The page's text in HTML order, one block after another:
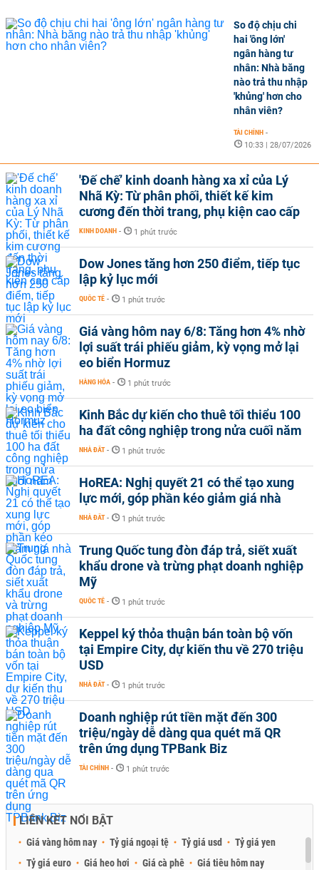
So độ chịu chi
hai 'ông lớn'
ngân hàng tư
nhân: Nhà băng
nào trả thu nhập
'khủng' hơn cho
nhân viên?
TÀI CHÍNH -
10:33 | 28/07/2026
'Đế chế’ kinh doanh hàng xa xỉ của Lý
Nhã Kỳ: Từ phân phối, thiết kế kim
cương đến thời trang, phụ kiện cao cấp
KINH DOANH - 1 phút trước
Dow Jones tăng hơn 250 điểm, tiếp tục
lập kỷ lục mới
QUỐC TẾ - 1 phút trước
Giá vàng hôm nay 6/8: Tăng hơn 4% nhờ
lợi suất trái phiếu giảm, kỳ vọng mở lại
eo biển Hormuz
HÀNG HÓA - 1 phút trước
Kinh Bắc dự kiến cho thuê tối thiểu 100
ha đất công nghiệp trong nửa cuối năm
NHÀ ĐẤT - 1 phút trước
HoREA: Nghị quyết 21 có thể tạo xung
lực mới, góp phần kéo giảm giá nhà
NHÀ ĐẤT - 1 phút trước
Trung Quốc tung đòn đáp trả, siết xuất
khẩu drone và trừng phạt doanh nghiệp
Mỹ
QUỐC TẾ - 1 phút trước
Keppel ký thỏa thuận bán toàn bộ vốn
tại Empire City, dự kiến thu về 270 triệu
USD
NHÀ ĐẤT - 1 phút trước
Doanh nghiệp rút tiền mặt đến 300
triệu/ngày dễ dàng qua quét mã QR
trên ứng dụng TPBank Biz
TÀI CHÍNH - 1 phút trước
LIÊN KẾT NỔI BẬT
Giá vàng hôm nay Tỷ giá ngoại tệ Tỷ giá usd
Tỷ giá yen
Tỷ giá euro
Giá heo hơi Giá cà phê Giá tiêu hôm nay